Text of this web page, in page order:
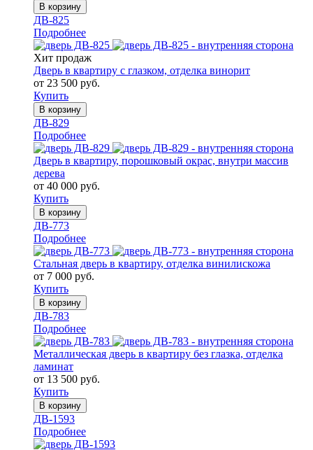
В корзину
ДВ-825
Подробнее
Хит продаж
Дверь в квартиру с глазком, отделка винорит
от 23 500 руб.
Купить
В корзину
ДВ-829
Подробнее
Дверь в квартиру, порошковый окрас, внутри массив
дерева
от 40 000 руб.
Купить
В корзину
ДВ-773
Подробнее
Стальная дверь в квартиру, отделка винилискожа
от 7 000 руб.
Купить
В корзину
ДВ-783
Подробнее
Металлическая дверь в квартиру без глазка, отделка
ламинат
от 13 500 руб.
Купить
В корзину
ДВ-1593
Подробнее